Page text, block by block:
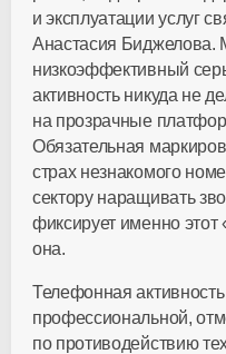
и эксплуатации услуг
Анастасия Биджелова.
низкоэффективный
активность никуда не
на прозрачные
Обязательная
страх незнакомого
сектору наращивать
фиксирует именно этот
она.
Телефонная
профессиональной,
по противодействию